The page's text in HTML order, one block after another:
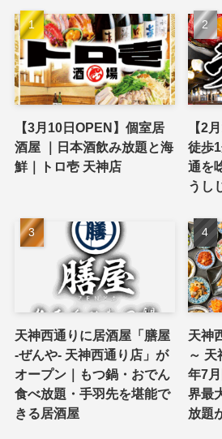
【3月10日OPEN】個室居
酒屋 ｜日本酒飲み放題と海
鮮｜トロ壱 天神店
【2
徒歩
通を
うし
天神西通りに居酒屋「膳屋
-ぜんや- 天神西通り店」が
オープン｜もつ鍋・おでん
食べ放題・手羽先を堪能で
きる居酒屋
天神
～
年7
界最
放題